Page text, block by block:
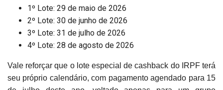
1º Lote: 29 de maio de 2026
2º Lote: 30 de junho de 2026
3º Lote: 31 de julho de 2026
4º Lote: 28 de agosto de 2026
Vale reforçar que o lote especial de cashback do IRPF terá
seu próprio calendário, com pagamento agendado para 15